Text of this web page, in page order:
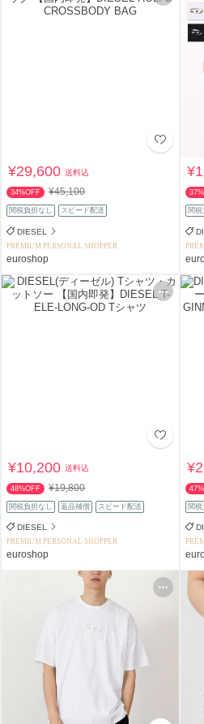
¥29,600送料込
34%OFF ¥45,100
関税負担なし スピード配送
DIESEL
PREMIUM PERSONAL SHOPPER
euroshop
関税
¥10,200送料込
48%OFF ¥19,800
関税負担なし 返品補償 スピード配送
DIESEL
PREMIUM PERSONAL SHOPPER
euroshop
関税